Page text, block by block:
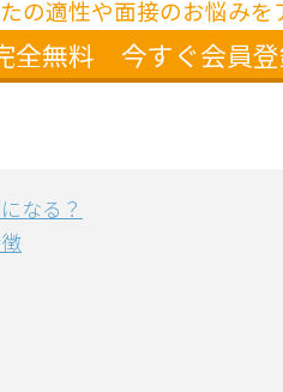
の適性や面接のお悩みを
全無料 今すぐ会員
なる？